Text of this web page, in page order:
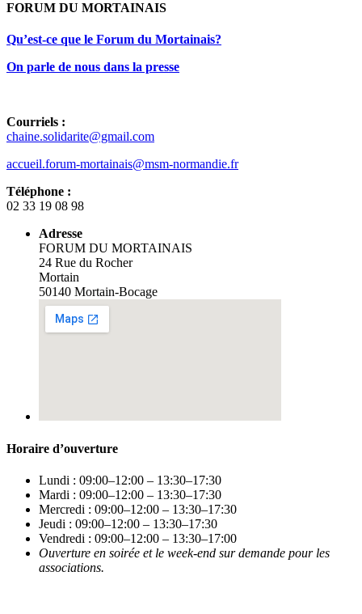
FORUM DU MORTAINAIS
Qu’est-ce que le Forum du Mortainais?
On parle de nous dans la presse
Courriels :
chaine.solidarite@gmail.com
accueil.forum-mortainais@msm-normandie.fr
Téléphone :
02 33 19 08 98
Adresse
FORUM DU MORTAINAIS
24 Rue du Rocher
Mortain
50140 Mortain-Bocage
Horaire d’ouverture
Lundi : 09:00–12:00 – 13:30–17:30
Mardi : 09:00–12:00 – 13:30–17:30
Mercredi : 09:00–12:00 – 13:30–17:30
Jeudi : 09:00–12:00 – 13:30–17:30
Vendredi : 09:00–12:00 – 13:30–17:00
Ouverture en soirée et le week-end sur demande pour les
associations.